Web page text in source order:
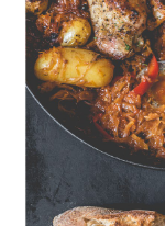
Geschmorte